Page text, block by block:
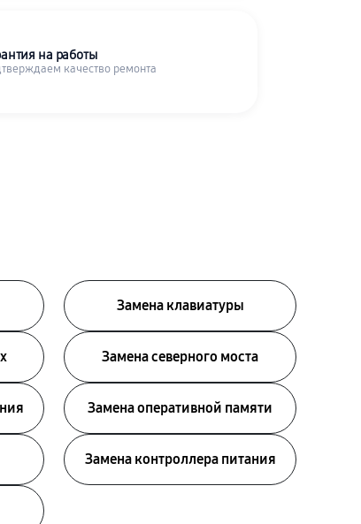
на работы
качество ремонта
Замена клавиатуры
Замена северного моста
Замена оперативной памяти
Замена контроллера питания